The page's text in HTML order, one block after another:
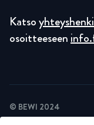
Katso
osoitteeseen
© BEWI 2024